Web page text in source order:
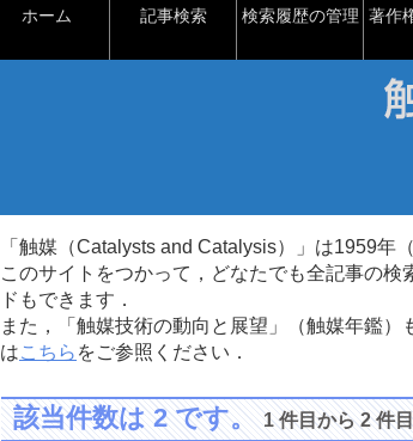
ホーム 記事検索 検索履歴の管理 著作
「触媒（Catalysts and Catalysis）」は1959年
このサイトをつかって，どなたでも全記事の
ドもできます．
また，「触媒技術の動向と展望」（触媒年鑑
はこちら をご参照ください．
該当件数は 2 です。1 件目から 2 件